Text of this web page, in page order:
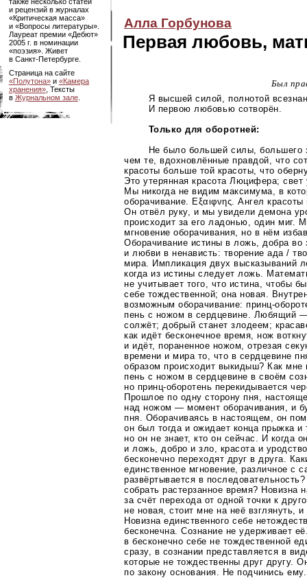
и рецензий в журналах
«Критическая масса»
и «Вопросы литературы».
Лауреат премии «Дебют»
2005 г. в номинации
«поэзия». Живет
в Санкт-Петербурге.
Страница на сайте
«Полутона»и «Камера
хранения», Тексты
в Журнальном зале.
Алла Горбунова
Первая любовь,
Был
Я высшей силой, полнотой
И первою любовью сотворён.
Только для оборотней:
Не было большей силы, большего
чем те, вдохновлённые правдой, что
красоты больше той красоты, что
Это утерянная красота Люцифера; свет
Мы никогда не видим максимума, в
оборачивание. Еξαιφνης. Ангел
Он отвёл руку, и мы увидели демона
происходит за его ладонью, один миг.
мгновение оборачивания, но в нём
Оборачивание истины в ложь, добра во
и любви в ненависть: творение ада /
мира. Импликация двух высказываний
когда из истины следует ложь.
не учитывает того, что истина, чтобы
себе тождественной; она новая.
возможным оборачивание:принц-
пень с ножом в сердцевине. Любящий
солжёт; добрый станет злодеем;
как идёт бесконечное время, нож
и идёт, пораненное ножом, отрезая
времени и мира то, что в сердцевине
образом происходит выкидыш? Как
пень с ножом в сердцевине в своём
но принц-оборотень перекидывается
Прошлое по одну сторону пня,
над ножом — момент оборачивания, и
пня. Оборачиваясь в настоящем, он
он был тогда и ожидает конца прыжка и
но он не знает, кто он сейчас. И когда
и ложь, добро и зло, красота и
бесконечно переходят друг в друга.
единственное мгновение, различное с
развёртывается в
собрать растерзанное время? Новизна
за счёт перехода от одной точки к
не новая, стоит мне на неё взглянуть,
Новизна единственного себе
бесконечна. Сознание не удерживает
в бесконечно себе не тождественной
сразу, в сознании представляется в
которые не тождественны друг другу.
по закону основания. Не подчинись ему.